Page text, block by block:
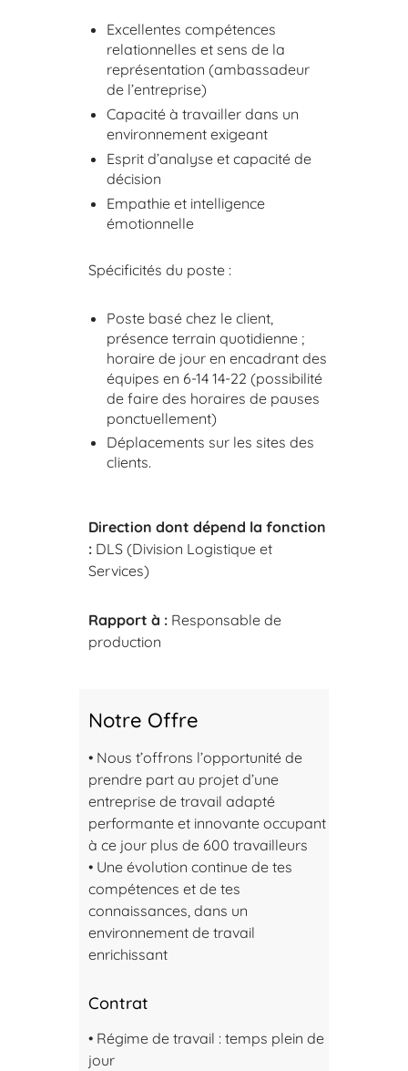
Excellentes compétences
relationnelles et sens de la
représentation (ambassadeur
de l’entreprise)
Capacité à travailler dans un
environnement exigeant
Esprit d’analyse et capacité de
décision
Empathie et intelligence
émotionnelle
Spécificités du poste :
Poste basé chez le client,
présence terrain quotidienne ;
horaire de jour en encadrant des
équipes en 6-14 14-22 (possibilité
de faire des horaires de pauses
ponctuellement)
Déplacements sur les sites des
clients.
Direction dont dépend la fonction
: DLS (Division Logistique et
Services)
Rapport à : Responsable de
production
Notre Offre
• Nous t’offrons l’opportunité de
prendre part au projet d’une
entreprise de travail adapté
performante et innovante occupant
à ce jour plus de 600 travailleurs
• Une évolution continue de tes
compétences et de tes
connaissances, dans un
environnement de travail
enrichissant
Contrat
• Régime de travail : temps plein de
jour